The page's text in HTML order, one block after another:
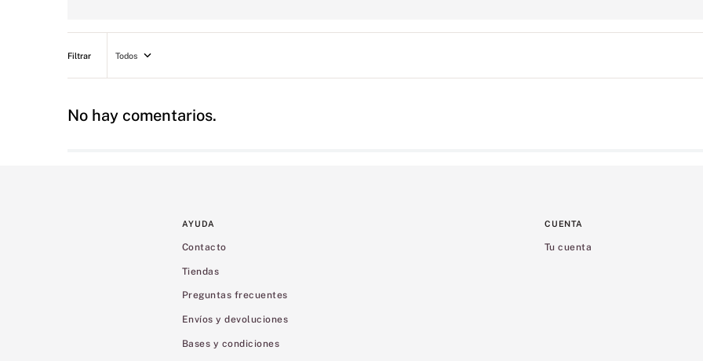
Todos
No hay comentarios.
AYUDA
Contacto
Tiendas
Preguntas frecuentes
Envíos y devoluciones
Bases y condiciones
CUENTA
Tu cuenta